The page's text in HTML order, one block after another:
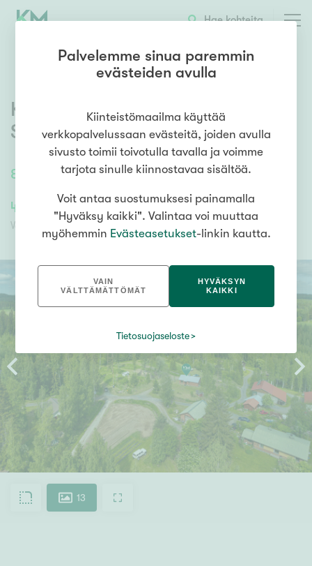
Hae kohteita
88 4h+k+s+alakerrantilat ja autotalli
Kotilahdentie 26,Räimä,
Siilinjärvi
43 000,00 €
Velaton hinta
43 000,00 €
13
Palvelemme sinua paremmin
evästeiden avulla
Kiinteistömaailma käyttää
verkkopalvelussaan evästeitä, joiden avulla
sivusto toimii toivotulla tavalla ja voimme
tarjota sinulle kiinnostavaa sisältöä.
Voit antaa suostumuksesi painamalla
"Hyväksy kaikki". Valintaa voi muuttaa
myöhemmin Evästeasetukset-linkin kautta.
VAIN
VÄLTTÄMÄTTÖMÄT
HYVÄKSYN
KAIKKI
Tietosuojaseloste